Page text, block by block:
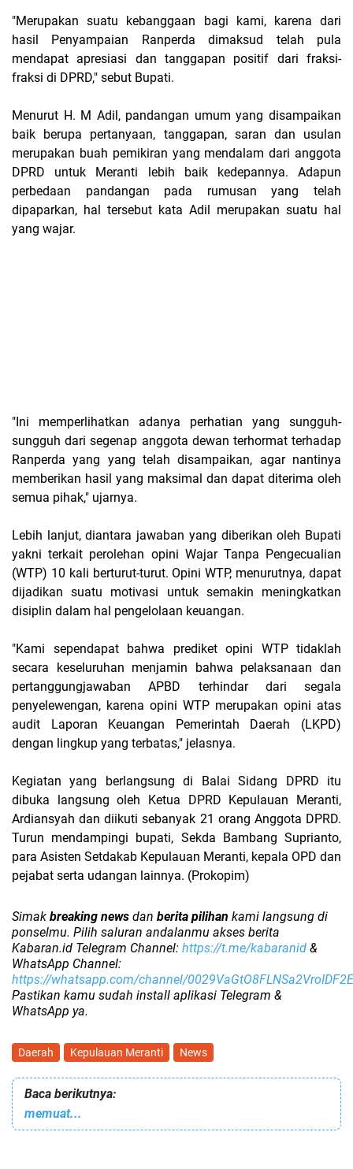
"Merupakan suatu kebanggaan bagi kami, karena dari
hasil Penyampaian Ranperda dimaksud telah pula
mendapat apresiasi dan tanggapan positif dari fraksi-
fraksi di DPRD," sebut Bupati.
Menurut H. M Adil, pandangan umum yang disampaikan
baik berupa pertanyaan, tanggapan, saran dan usulan
merupakan buah pemikiran yang mendalam dari anggota
DPRD untuk Meranti lebih baik kedepannya. Adapun
perbedaan pandangan pada rumusan yang telah
dipaparkan, hal tersebut kata Adil merupakan suatu hal
yang wajar.
"Ini memperlihatkan adanya perhatian yang sungguh-
sungguh dari segenap anggota dewan terhormat terhadap
Ranperda yang yang telah disampaikan, agar nantinya
memberikan hasil yang maksimal dan dapat diterima oleh
semua pihak," ujarnya.
Lebih lanjut, diantara jawaban yang diberikan oleh Bupati
yakni terkait perolehan opini Wajar Tanpa Pengecualian
(WTP) 10 kali berturut-turut. Opini WTP, menurutnya, dapat
dijadikan suatu motivasi untuk semakin meningkatkan
disiplin dalam hal pengelolaan keuangan.
"Kami sependapat bahwa prediket opini WTP tidaklah
secara keseluruhan menjamin bahwa pelaksanaan dan
pertanggungjawaban APBD terhindar dari segala
penyelewengan, karena opini WTP merupakan opini atas
audit Laporan Keuangan Pemerintah Daerah (LKPD)
dengan lingkup yang terbatas," jelasnya.
Kegiatan yang berlangsung di Balai Sidang DPRD itu
dibuka langsung oleh Ketua DPRD Kepulauan Meranti,
Ardiansyah dan diikuti sebanyak 21 orang Anggota DPRD.
Turun mendampingi bupati, Sekda Bambang Suprianto,
para Asisten Setdakab Kepulauan Meranti, kepala OPD dan
pejabat serta udangan lainnya. (Prokopim)
Simak breaking news dan berita pilihan kami langsung di
ponselmu. Pilih saluran andalanmu akses berita
Kabaran.id Telegram Channel: https://t.me/kabaranid &
WhatsApp Channel:
https://whatsapp.com/channel/0029VaGtO8FLNSa2VroIDF2E
Pastikan kamu sudah install aplikasi Telegram &
WhatsApp ya.
Daerah Kepulauan Meranti News
Baca berikutnya:
memuat...